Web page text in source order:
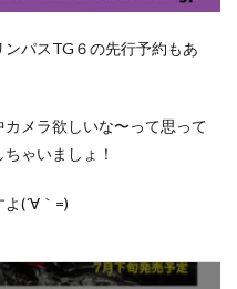
パスTG６の先行予約もあ
メラ欲しいな〜って思って
ゃいましょ！
(´∀｀=)